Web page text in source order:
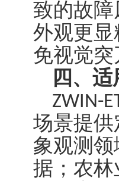
致的故
外观更
免视觉突
四 、适
ZWIN-
场景提
象观测
据；农